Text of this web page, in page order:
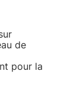
de
pour la